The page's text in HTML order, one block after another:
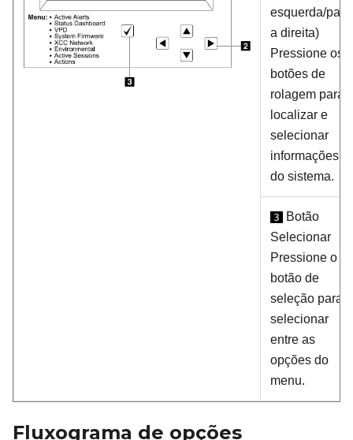
esquerda/para
a direita)
Pressione os
botões de
rolagem para
localizar e
selecionar
informações
do sistema.
3
Botão
Selecionar
Pressione o
botão de
seleção para
selecionar
entre as
opções do
menu.
Fluxograma de opções